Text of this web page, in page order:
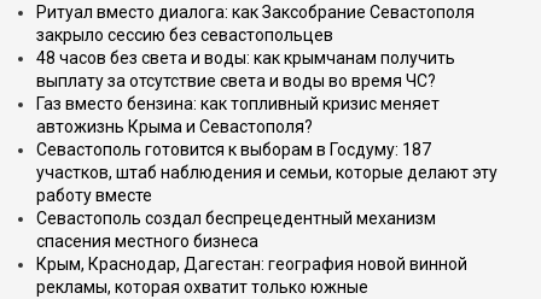
Ритуал вместо диалога: как Заксобрание Севастополя
закрыло сессию без севастопольцев
48 часов без света и воды: как крымчанам получить
выплату за отсутствие света и воды во время ЧС?
Газ вместо бензина: как топливный кризис меняет
автожизнь Крыма и Севастополя?
Севастополь готовится к выборам в Госдуму: 187
участков, штаб наблюдения и семьи, которые делают эту
работу вместе
Севастополь создал беспрецедентный механизм
спасения местного бизнеса
Крым, Краснодар, Дагестан: география новой винной
рекламы, которая охватит только южные